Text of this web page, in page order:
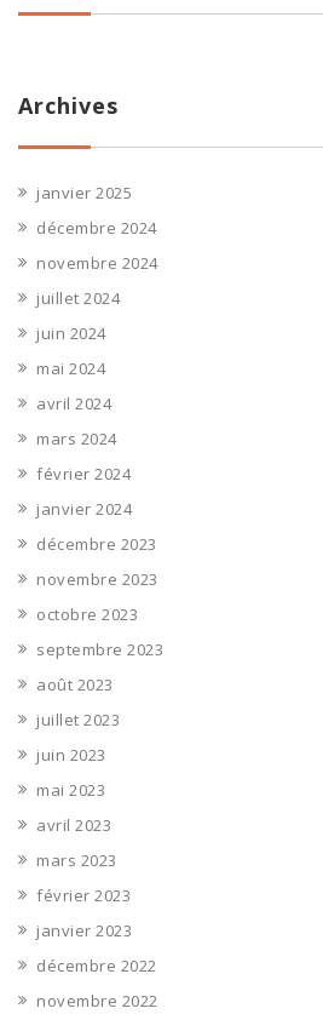
Archives
janvier 2025
décembre 2024
novembre 2024
juillet 2024
juin 2024
mai 2024
avril 2024
mars 2024
février 2024
janvier 2024
décembre 2023
novembre 2023
octobre 2023
septembre 2023
août 2023
juillet 2023
juin 2023
mai 2023
avril 2023
mars 2023
février 2023
janvier 2023
décembre 2022
novembre 2022